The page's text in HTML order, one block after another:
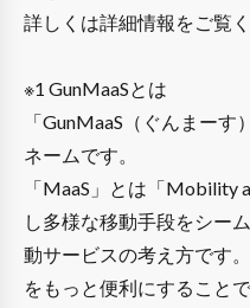
詳しくは詳細情報をご覧く
※1 GunMaaSとは
「GunMaaS（ぐんまー
ネームです。
「MaaS」とは「Mobility
し多様な移動手段をシー
動サービスの考え方です
をもっと便利にすること